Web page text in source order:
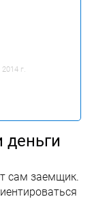
г.
деньги
сам заемщик.